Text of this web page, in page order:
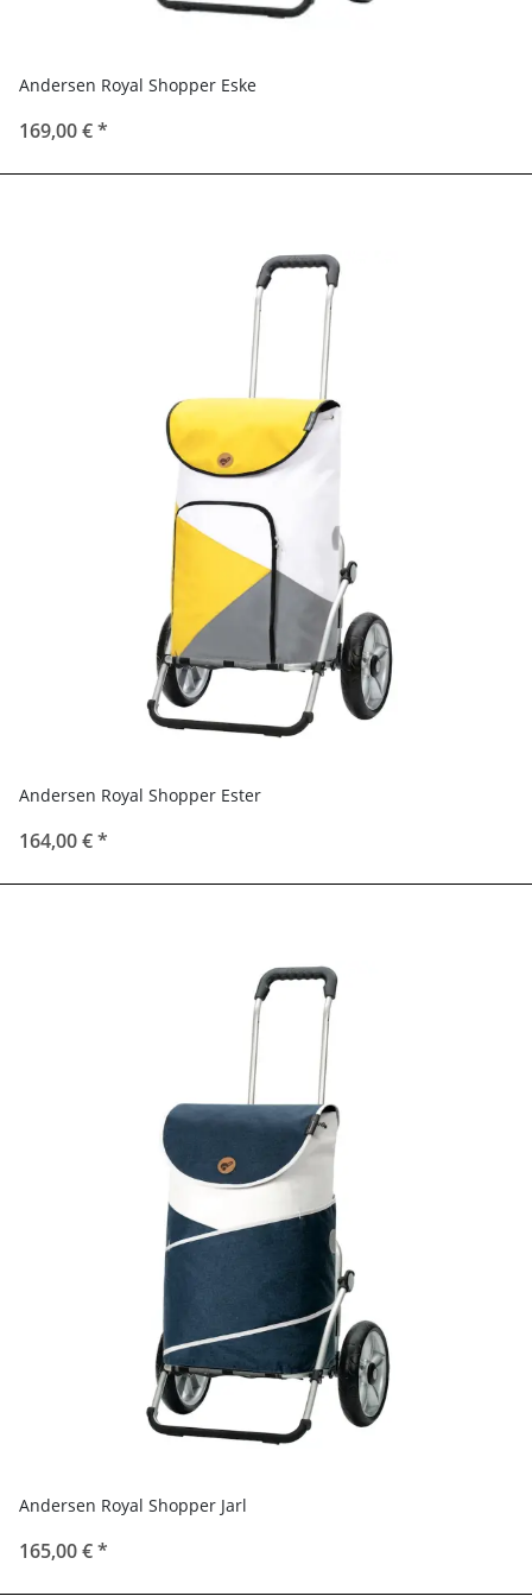
Andersen Royal Shopper Eske
169,00 €*
Andersen Royal Shopper Ester
164,00 €*
Andersen Royal Shopper Jarl
165,00 €*